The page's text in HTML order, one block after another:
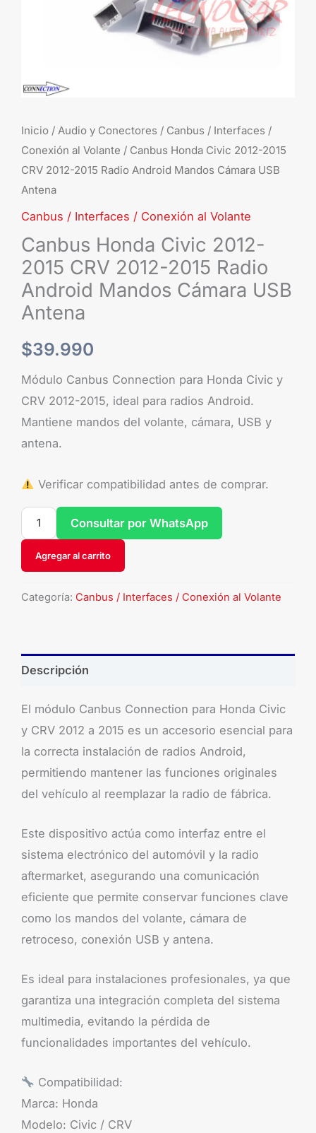
Inicio / Audio y Conectores / Canbus / Interfaces /
Conexión al Volante / Canbus Honda Civic 2012-2015
CRV 2012-2015 Radio Android Mandos Cámara USB
Antena
Canbus / Interfaces / Conexión al Volante
Canbus Honda Civic 2012-
2015 CRV 2012-2015 Radio
Android Mandos Cámara USB
Antena
$39.990
Módulo Canbus Connection para Honda Civic y
CRV 2012-2015, ideal para radios Android.
Mantiene mandos del volante, cámara, USB y
antena.
Verificar compatibilidad antes de comprar.
USB
cantidad
Agregar al carrito
Consultar por WhatsApp
Categoría: Canbus / Interfaces / Conexión al Volante
Descripción
El módulo Canbus Connection para Honda Civic
y CRV 2012 a 2015 es un accesorio esencial para
la correcta instalación de radios Android,
permitiendo mantener las funciones originales
del vehículo al reemplazar la radio de fábrica.
Este dispositivo actúa como interfaz entre el
sistema electrónico del automóvil y la radio
aftermarket, asegurando una comunicación
eficiente que permite conservar funciones clave
como los mandos del volante, cámara de
retroceso, conexión USB y antena.
Es ideal para instalaciones profesionales, ya que
garantiza una integración completa del sistema
multimedia, evitando la pérdida de
funcionalidades importantes del vehículo.
Compatibilidad:
Marca: Honda
Modelo: Civic / CRV